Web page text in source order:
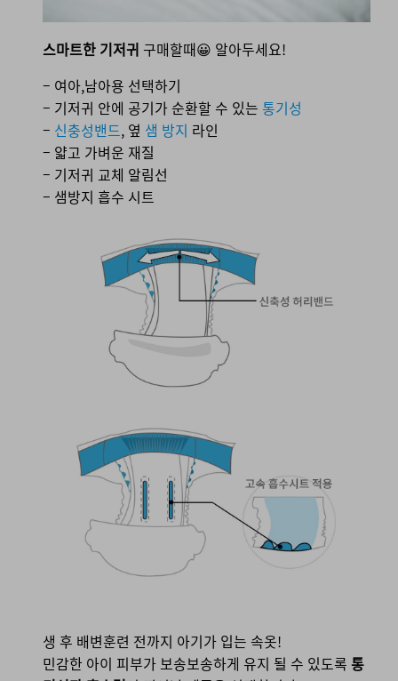
스마트한 기저귀 구매할때😀 알아두세요!
– 여아,남아용 선택하기
– 기저귀 안에 공기가 순환할 수 있는 통기성
– 신충성밴드, 옆 샘 방지 라인
– 얇고 가벼운 재질
– 기저귀 교체 알림선
– 샘방지 흡수 시트
생 후 배변훈련 전까지 아기가 입는 속옷!
민감한 아이 피부가 보송보송하게 유지 될 수 있도록 통